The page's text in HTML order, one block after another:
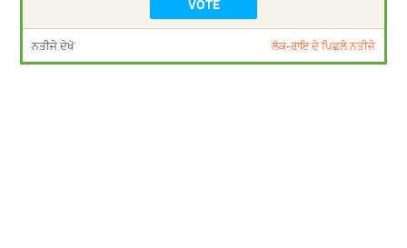
ਨਤੀਜੇ ਦੇਖੋ ਲੋਕ-ਰਾਇ ਦੇ ਪਿਛਲੇ ਨਤੀਜੇ